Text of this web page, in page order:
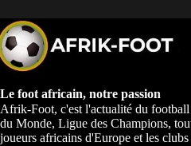
Le foot africain, notre passion
Afrik-Foot, c'est l'actualité du
du Monde, Ligue des Champions,
joueurs africains d'Europe et les